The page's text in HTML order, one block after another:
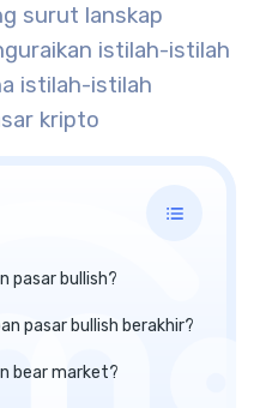
surut lanskap
istilah-istilah
istilah-istilah
kripto
pasar bullish?
pasar bullish berakhir?
bear market?